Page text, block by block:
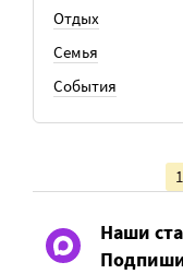
Отдых
Семья
События
1
Наши